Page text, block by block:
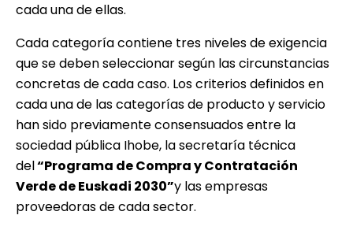
cada una de ellas.
Cada categoría contiene tres niveles de exigencia
que se deben seleccionar según las circunstancias
concretas de cada caso. Los criterios definidos en
cada una de las categorías de producto y servicio
han sido previamente consensuados entre la
sociedad pública Ihobe, la secretaría técnica
del“Programa de Compra y Contratación
Verde de Euskadi 2030”y las empresas
proveedoras de cada sector.